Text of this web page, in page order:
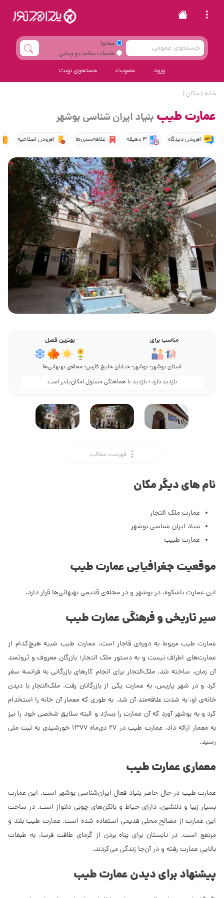
محتوا
خدمات سلامت و زیبایی
ورود عضویت جستجوی نوبت
خانه | مکان |
عمارت طیب بنیاد ایران شناسی بوشهر
افزودن دیدگاه 3 دقیقه علاقه‌مندی‌ها افزودن اصلاحیه
مناسب برای بهترین فصل
استان بوشهر- بوشهر- خیابان خلیج فارس- محله‌ی بهبهانی‌ها
بازدید دارد - بازدید با هماهنگی مسئول امکان‌پذیر است
فهرست مطالب
نام های دیگر مکان
عمارت ملک التجار
بنیاد ایران شناسی بوشهر
عمارت طبیب
موقعیت جغرافیایی عمارت طیب
این عمارت باشکوه، در بوشهر و در محله‌ی قدیمی بهبهانی‌ها قرار دارد.
سیر تاریخی و فرهنگی عمارت طیب
عمارت طیب مربوط به دوره‌ی قاجار است. عمارت طیب شبیه هیچ‌کدام از
عمارت‌های اطراف نیست و به دستور ملک التجار؛ بازرگان معروف و ثروتمند
آن زمان، ساخته شد. ملک‌التجار برای انجام کارهای بازرگانی به فرانسه سفر
کرد و در شهر پاریس، به عمارت یکی از بازرگانان رفت. ملک‌التجار با دیدن
خانه‌ی او، به شدت علاقه‌مند آن شد. به طوری که معمار آن خانه را استخدام
کرد و به بوشهر آورد که آن عمارت را بسازد و البته سلایق شخصی خود را نیز
به معمار ارائه داد. عمارت طیب در 27 دی‌ماه 1377 خورشیدی به ثبت ملی
رسید.
معماری عمارت طیب
عمارت طیب در حال حاضر بنیاد فعال ایران‌شناسی بوشهر است. این عمارت
بسیار زیبا و دلنشین، دارای حیاط و بالکن‌های چوبی دلنواز است. در ساخت
این عمارت از مصالح محلی قدیمی استفاده شده است. عمارت طیب بلند و
مرتفع است. در تابستان برای پناه بردن از گرمای طاقت فرسا، به طبقات
بالایی عمارت رفته و در آن‌جا زندگی می‌کردند.
پیشنهاد برای دیدن عمارت طیب